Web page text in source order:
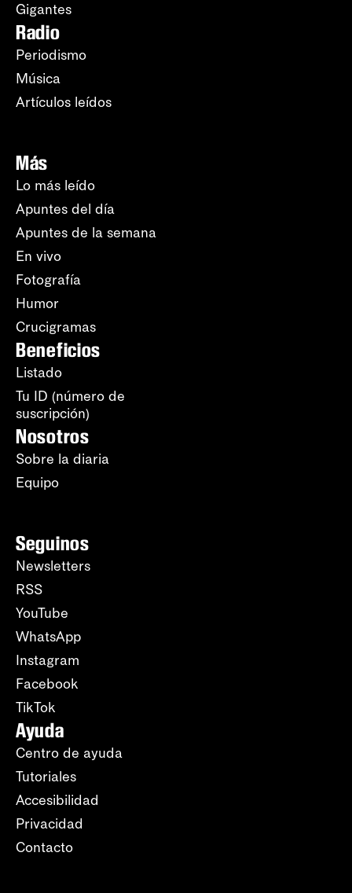
Gigantes
Radio
Periodismo
Música
Artículos leídos
Más
Lo más leído
Apuntes del día
Apuntes de la semana
En vivo
Fotografía
Humor
Crucigramas
Beneficios
Listado
Tu ID (número de
suscripción)
Nosotros
Sobre la diaria
Equipo
Seguinos
Newsletters
RSS
YouTube
WhatsApp
Instagram
Facebook
TikTok
Ayuda
Centro de ayuda
Tutoriales
Accesibilidad
Privacidad
Contacto